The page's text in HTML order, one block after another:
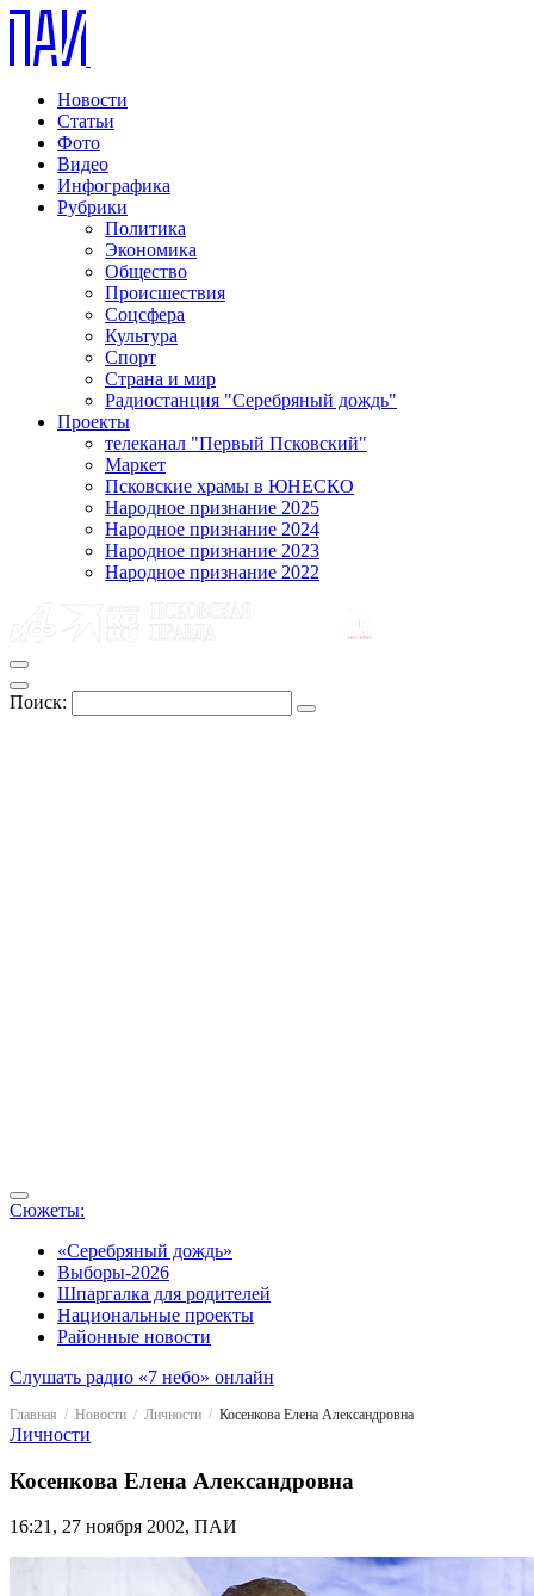
Новости
Статьи
Фото
Видео
Инфографика
Рубрики
Политика
Экономика
Общество
Происшествия
Соцсфера
Культура
Спорт
Страна и мир
Радиостанция "Серебряный дождь"
Проекты
телеканал "Первый Псковский"
Маркет
Псковские храмы в ЮНЕСКО
Народное признание 2025
Народное признание 2024
Народное признание 2023
Народное признание 2022
Поиск:
Сюжеты:
«Серебряный дождь»
Выборы-2026
Шпаргалка для родителей
Национальные проекты
Районные новости
Слушать радио «7 небо» онлайн
Главная Новости Личности Косенкова Елена Александровна
Личности
Косенкова Елена Александровна
16:21, 27 ноября 2002, ПАИ